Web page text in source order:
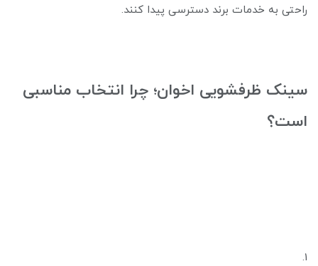
راحتی به خدمات برند دسترسی پیدا کنند.
سینک ظرفشویی اخوان؛ چرا انتخاب مناسبی
است؟
1.